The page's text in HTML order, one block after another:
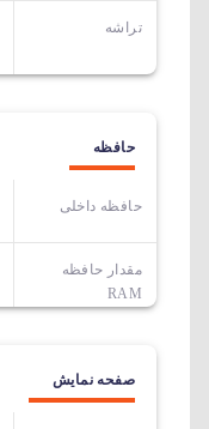
تراشه
حافظه
حافظه داخلی
مقدار حافظه
RAM
صفحه نمایش